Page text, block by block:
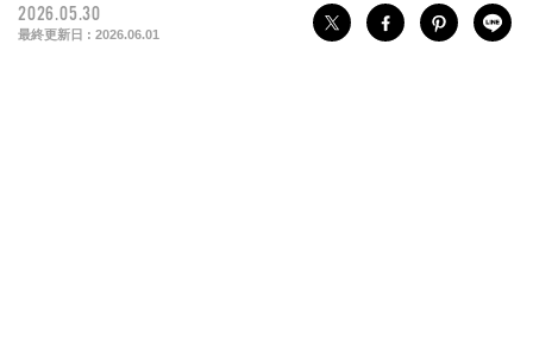
2026.05.30
最終更新日 : 2026.06.01